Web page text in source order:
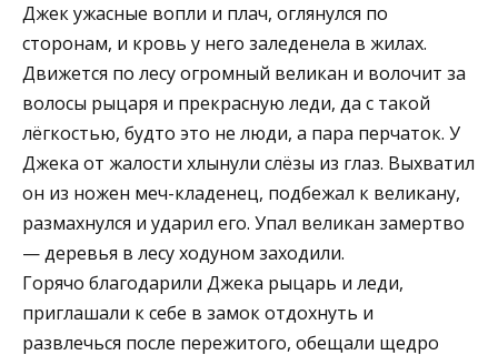
Джек ужасные вопли и плач, оглянулся по
сторонам, и кровь у него заледенела в жилах.
Движется по лесу огромный великан и волочит за
волосы рыцаря и прекрасную леди, да с такой
лёгкостью, будто это не люди, а пара перчаток. У
Джека от жалости хлынули слёзы из глаз. Выхватил
он из ножен меч-кладенец, подбежал к великану,
размахнулся и ударил его. Упал великан замертво
— деревья в лесу ходуном заходили.
Горячо благодарили Джека рыцарь и леди,
приглашали к себе в замок отдохнуть и
развлечься после пережитого, обещали щедро